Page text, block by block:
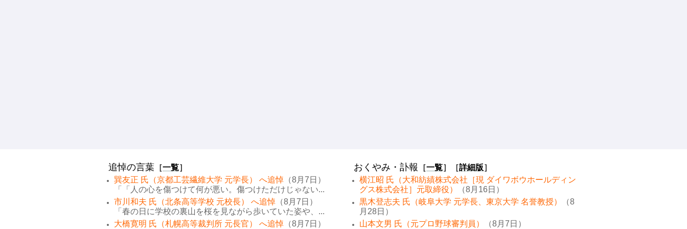
追悼の言葉 ［一覧］
巽友正 氏（京都工芸繊維大学 元学長） へ追悼 （8月7日）
「「人の心を傷つけて何が悪い。傷つけただけじゃない...
市川和夫 氏（北条高等学校 元校長） へ追悼 （8月7日）
「春の日に学校の裏山を桜を見ながら歩いていた姿や、...
大橋寛明 氏（札幌高等裁判所 元長官） へ追悼 （8月7日）
おくやみ・訃報 ［一覧］［詳細版］
横江昭 氏（大和紡績株式会社［現 ダイワボウホールディン
グス株式会社］元取締役）
（8月16日）
黒木登志夫 氏（岐阜大学 元学長、東京大学 名誉教授）
（8
月28日）
山本文男 氏（元プロ野球審判員）
（8月7日）